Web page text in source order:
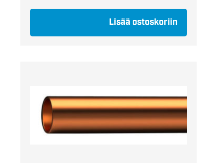
Lisää ostoskoriin